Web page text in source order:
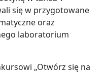
się w przygotowane
oraz
laboratorium
„Otwórz się na